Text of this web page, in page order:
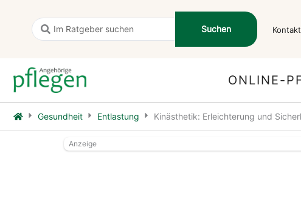
Search
Suchen Kontakt
ONLINE-
Gesundheit Entlastung Kinästhetik: Erleichterung und
Anzeige